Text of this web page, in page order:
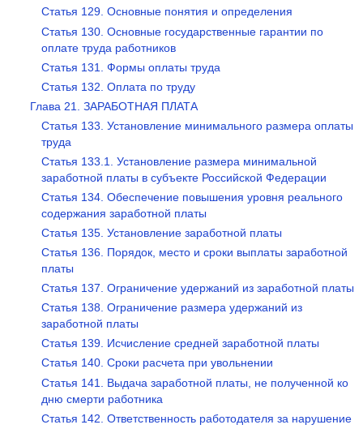
Статья 129. Основные понятия и определения
Статья 130. Основные государственные гарантии по
оплате труда работников
Статья 131. Формы оплаты труда
Статья 132. Оплата по труду
Глава 21. ЗАРАБОТНАЯ ПЛАТА
Статья 133. Установление минимального размера оплаты
труда
Статья 133.1. Установление размера минимальной
заработной платы в субъекте Российской Федерации
Статья 134. Обеспечение повышения уровня реального
содержания заработной платы
Статья 135. Установление заработной платы
Статья 136. Порядок, место и сроки выплаты заработной
платы
Статья 137. Ограничение удержаний из заработной платы
Статья 138. Ограничение размера удержаний из
заработной платы
Статья 139. Исчисление средней заработной платы
Статья 140. Сроки расчета при увольнении
Статья 141. Выдача заработной платы, не полученной ко
дню смерти работника
Статья 142. Ответственность работодателя за нарушение